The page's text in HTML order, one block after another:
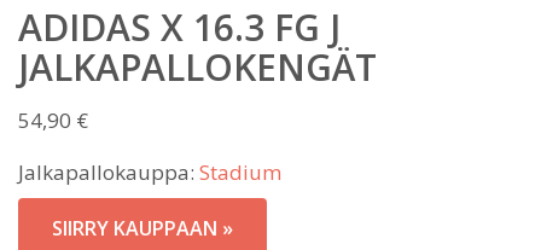
ADIDAS X 16.3 FG J
JALKAPALLOKENGÄT
54,90 €
Jalkapallokauppa: Stadium
SIIRRY KAUPPAAN »